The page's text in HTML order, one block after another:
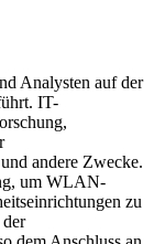
Analysten auf der
IT-
andere Zwecke.
um WLAN-
zu